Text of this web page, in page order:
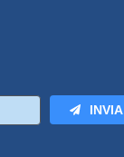
INVIA